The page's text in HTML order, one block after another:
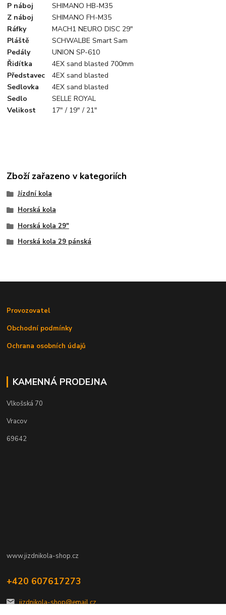
P náboj
SHIMANO HB-M35
Z náboj
SHIMANO FH-M35
Ráfky
MACH1 NEURO DISC 29"
Pláště
SCHWALBE Smart Sam
Pedály
UNION SP-610
Řidítka
4EX sand blasted 700mm
Představec
4EX sand blasted
Sedlovka
4EX sand blasted
Sedlo
SELLE ROYAL
Velikost
17" / 19" / 21"
Zboží zařazeno v kategoriích
Jízdní kola
Horská kola
Horská kola 29"
Horská kola 29 pánská
Provozovatel
Obchodní podmínky
Ochrana osobních údajů
KAMENNÁ PRODEJNA
Vlkošská 70
Vracov
69642
www.jizdnikola-shop.cz
+420 607617273
jizdnikola-shop@email.cz